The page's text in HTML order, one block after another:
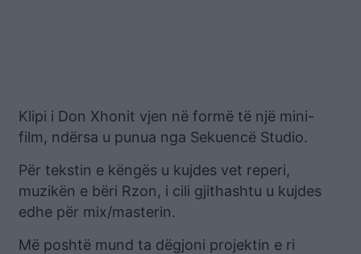
Klipi i Don Xhonit vjen në formë të një mini-
film, ndërsa u punua nga Sekuencë Studio.
Për tekstin e këngës u kujdes vet reperi,
muzikën e bëri Rzon, i cili gjithashtu u kujdes
edhe për mix/masterin.
Më poshtë mund ta dëgjoni projektin e ri